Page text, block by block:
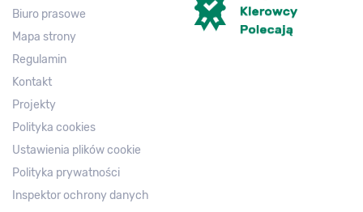
Biuro prasowe
Mapa strony
Regulamin
Kontakt
Projekty
Polityka cookies
Ustawienia plików cookie
Polityka prywatności
Inspektor ochrony danych